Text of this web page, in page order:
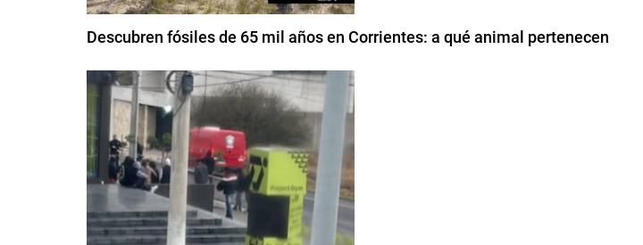
Descubren fósiles de 65 mil años en Corrientes: a qué animal pertenecen